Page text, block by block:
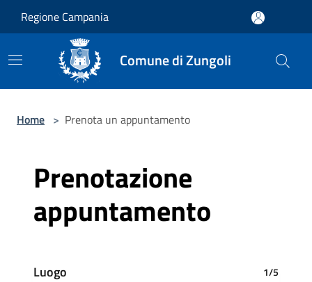
Regione Campania
Comune di Zungoli
Home > Prenota un appuntamento
Prenotazione
appuntamento
Luogo 1/5